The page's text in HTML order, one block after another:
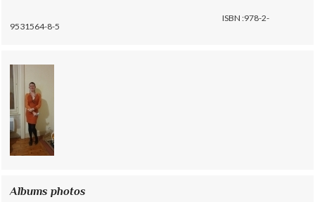
ISBN :978-2-
9531564-8-5
Albums photos